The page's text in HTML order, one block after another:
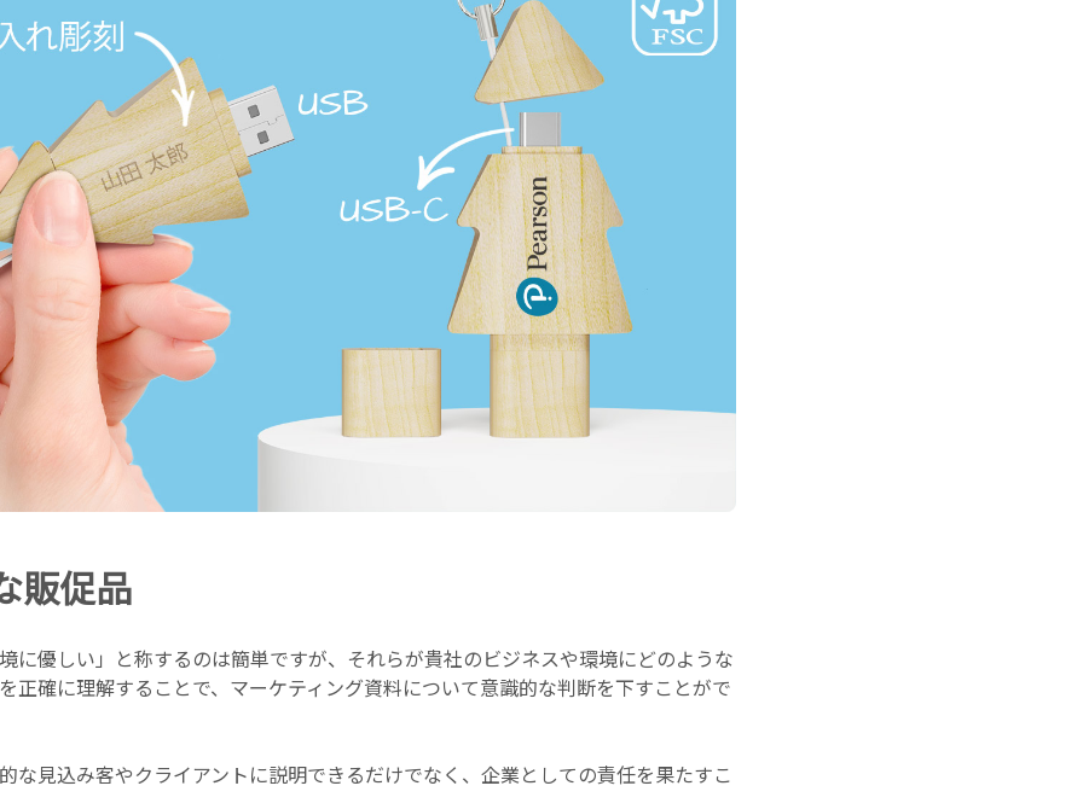
販促品
に優しい」と称するのは簡単ですが、それらが貴社のビジネスや環境にどのような
正確に理解することで、マーケティング資料について意識的な判断を下すことがで
な見込み客やクライアントに説明できるだけでなく、企業としての責任を果たすこ